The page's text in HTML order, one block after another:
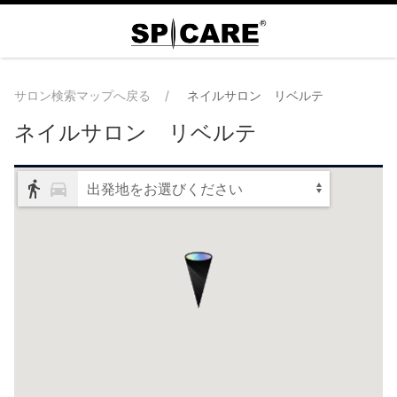
サロン検索マップへ戻る ネイルサロン リベルテ
ネイルサロン リベルテ
出発地をお選びください